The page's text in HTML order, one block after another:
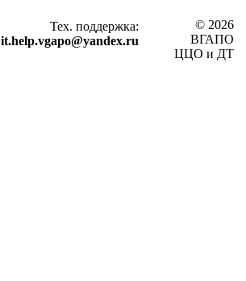
Тех. поддержка:
it.help.vgapo@yandex.ru
© 2026
ВГАПО
ЦЦО и ДТ